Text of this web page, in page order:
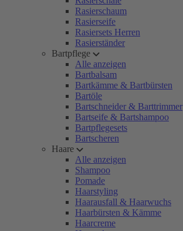
Rasierschaum
Rasierseife
Rasiersets Herren
Rasierständer
Bartpflege
Alle anzeigen
Bartbalsam
Bartkämme & Bartbürsten
Bartöle
Bartschneider & Barttrimmer
Bartseife & Bartshampoo
Bartpflegesets
Bartscheren
Haare
Alle anzeigen
Shampoo
Pomade
Haarstyling
Haarausfall & Haarwuchs
Haarbürsten & Kämme
Haarcreme